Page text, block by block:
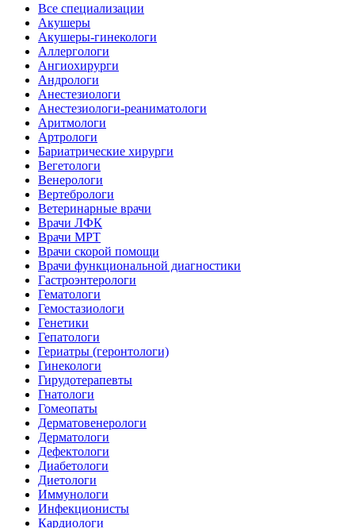
Все специализации
Акушеры
Акушеры-гинекологи
Аллергологи
Ангиохирурги
Андрологи
Анестезиологи
Анестезиологи-реаниматологи
Аритмологи
Артрологи
Бариатрические хирурги
Вегетологи
Венерологи
Вертебрологи
Ветеринарные врачи
Врачи ЛФК
Врачи МРТ
Врачи скорой помощи
Врачи функциональной диагностики
Гастроэнтерологи
Гематологи
Гемостазиологи
Генетики
Гепатологи
Гериатры (геронтологи)
Гинекологи
Гирудотерапевты
Гнатологи
Гомеопаты
Дерматовенерологи
Дерматологи
Дефектологи
Диабетологи
Диетологи
Иммунологи
Инфекционисты
Кардиологи